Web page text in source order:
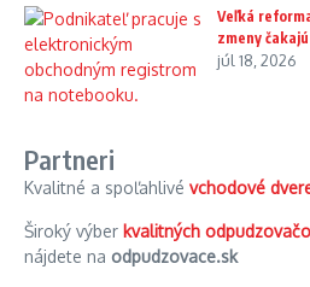
Veľká
zmeny
júl 18, 2026
Partneri
Kvalitné a spoľahlivé vchodové
Široký výber kvalitných
nájdete na odpudzovace.sk